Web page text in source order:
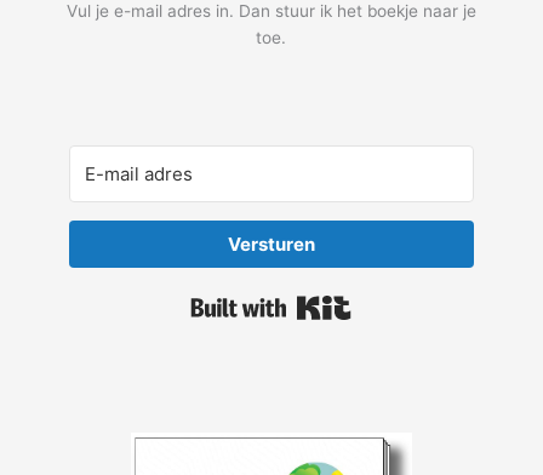
Vul je e-mail adres in. Dan stuur ik het boekje naar je
toe.
Versturen